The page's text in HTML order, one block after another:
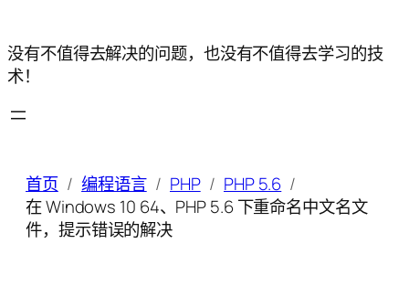
没有不值得去解决的问题，也没有不值得去学习的技
术！
首页 编程语言 PHP
PHP 5.6
在 Windows 10 64、PHP 5.6 下重命名中文名文
件，提示错误的解决